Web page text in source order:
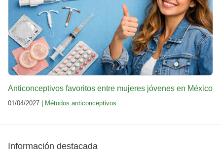
Anticonceptivos favoritos entre mujeres jóvenes en México
01/04/2027 | Métodos anticonceptivos
Información destacada